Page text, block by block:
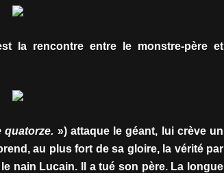
la rencontre entre le monstre-père et
quatorze. ») attaque le géant, lui crève un
au plus fort de sa gloire, la vérité par
nain Lucain. Il a tué son père. La longue